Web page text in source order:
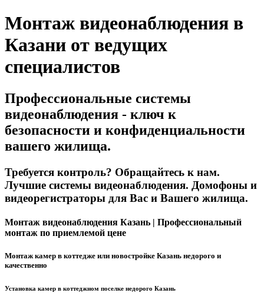
Монтаж видеонаблюдения в
Казани от ведущих
специалистов
Профессиональные системы
видеонаблюдения - ключ к
безопасности и конфиденциальности
вашего жилища.
Требуется контроль? Обращайтесь к нам.
Лучшие системы видеонаблюдения. Домофоны и
видеорегистраторы для Вас и Вашего жилища.
Монтаж видеонаблюдения Казань | Профессиональный
монтаж по приемлемой цене
Монтаж камер в коттедже или новостройке Казань недорого и
качественно
Установка камер в коттеджном поселке недорого Казань